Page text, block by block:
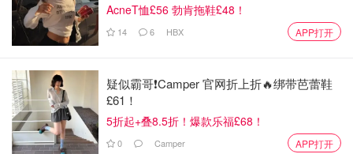
AcneT恤£56 勃肯拖鞋£48！
14 6 HBX APP打开
疑似霸哥❗️Camper 官网折上折🔥绑带芭蕾鞋
£61！
5折起+叠8.5折！爆款乐福£68！
0 Camper APP打开